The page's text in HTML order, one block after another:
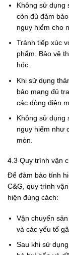
Không sử dụng
còn đủ đảm
nguy hiểm cho
Tránh tiếp xúc
phẩm. Bảo vệ
hóc.
Khi sử dụng
bảo mang đủ
các dòng điện
Không sử dụng
nguy hiểm như
mòn.
4.3 Quy trình vận
Để đảm bảo tính
C&G, quy trình
hiện đúng cách:
Vận chuyển
và các yếu tố
Sau khi sử